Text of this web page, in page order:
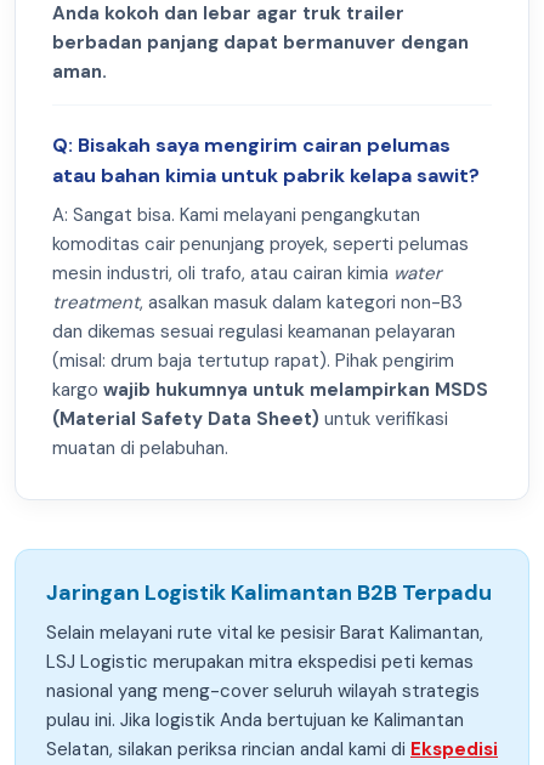
Anda kokoh dan lebar agar truk trailer
berbadan panjang dapat bermanuver dengan
aman.
Q: Bisakah saya mengirim cairan pelumas
atau bahan kimia untuk pabrik kelapa sawit?
A: Sangat bisa. Kami melayani pengangkutan
komoditas cair penunjang proyek, seperti pelumas
mesin industri, oli trafo, atau cairan kimia water
treatment, asalkan masuk dalam kategori non-B3
dan dikemas sesuai regulasi keamanan pelayaran
(misal: drum baja tertutup rapat). Pihak pengirim
kargo wajib hukumnya untuk melampirkan MSDS
(Material Safety Data Sheet) untuk verifikasi
muatan di pelabuhan.
Jaringan Logistik Kalimantan B2B Terpadu
Selain melayani rute vital ke pesisir Barat Kalimantan,
LSJ Logistic merupakan mitra ekspedisi peti kemas
nasional yang meng-cover seluruh wilayah strategis
pulau ini. Jika logistik Anda bertujuan ke Kalimantan
Selatan, silakan periksa rincian andal kami di Ekspedisi